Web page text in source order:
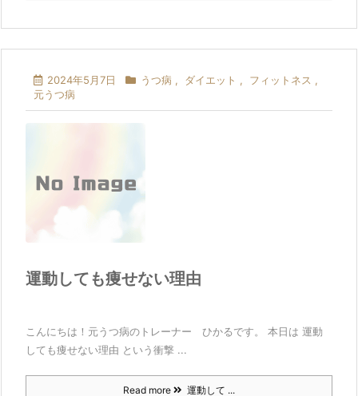
2024年5月7日 うつ病 , ダイエット , フィットネス ,
元うつ病
運動しても痩せない理由
こんにちは！元うつ病のトレーナー ひかるです。 本日は 運動
しても痩せない理由 という衝撃 ...
Read more 運動して ...